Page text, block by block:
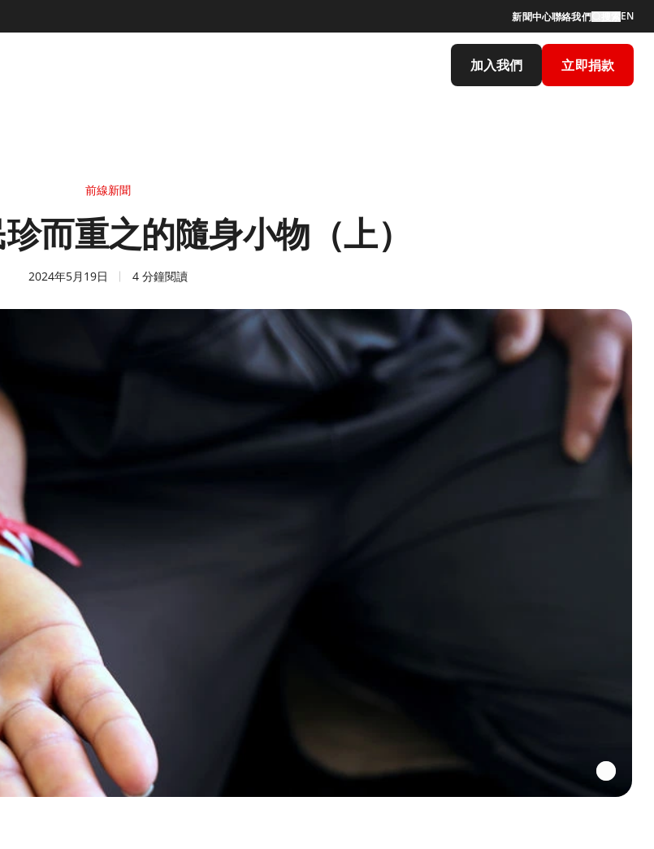
新聞中心聯絡我們 EN
加入我們 立即捐款
前線新聞
而重之的隨身小物（上）
2024年5月19日 4 分鐘閱讀